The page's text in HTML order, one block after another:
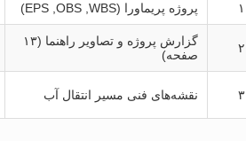
۱ پروژه پریماورا (EPS ,OBS ,WBS)
۲
گزارش پروژه و تصاویر راهنما (۱۳
صفحه)
۳ نقشه‌های فنی مسیر انتقال آب